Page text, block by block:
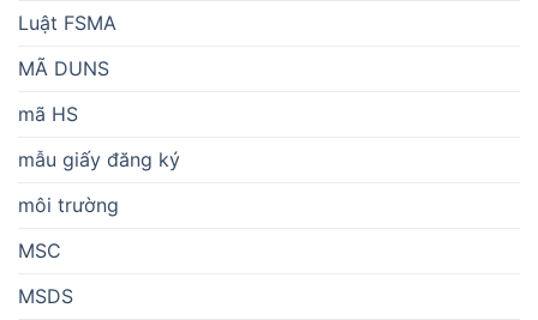
Luật FSMA
MÃ DUNS
mã HS
mẫu giấy đăng ký
môi trường
MSC
MSDS